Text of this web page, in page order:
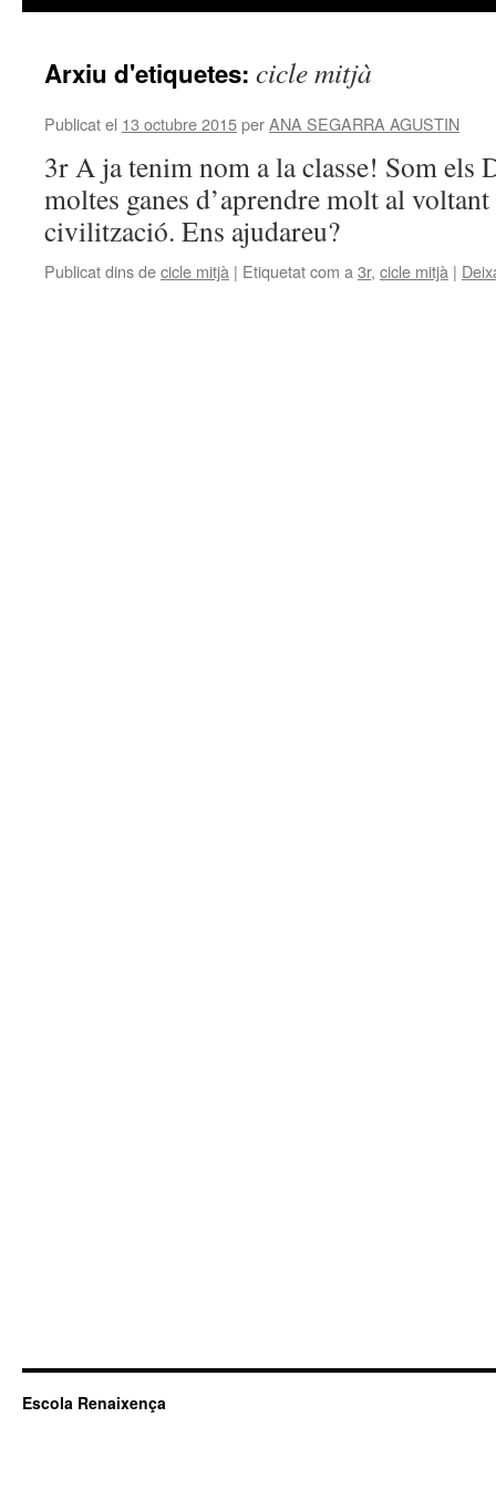
Arxiu d'etiquetes: cicle mitjà
Publicat el 13 octubre 2015perANA SEGARRA AGUSTIN
3r A ja tenim nom a la classe! Som
moltes ganes d’aprendre molt al voltant
civilització. Ens ajudareu?
Publicat dins decicle mitjà | Etiquetat com a 3r, cicle mitjà |
Escola Renaixença